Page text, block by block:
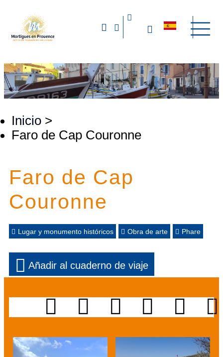
Inicio >
Faro de Cap Couronne
Faro de Cap
Couronne
Lugar y monumento históricos Obra de arte Phare
Añadir al cuaderno de viaje